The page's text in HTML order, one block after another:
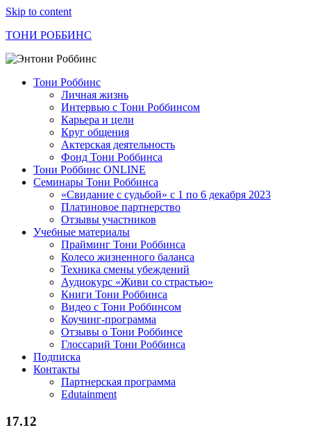
Skip to content
ТОНИ РОББИНС
Тони Роббинс
Личная жизнь
Интервью с Тони Роббинсом
Карьера и цели
Круг общения
Актерская деятельность
Фонд Тони Роббинса
Тони Роббинс ONLINE
Семинары Тони Роббинса
«Свидание с судьбой» с 1 по 6 декабря 2023
Платиновое партнерство
Отзывы участников
Учебные материалы
Прайминг Тони Роббинса
Колесо жизненного баланса
Техника смены убеждений
Аудиокурс «Живи со страстью»
Книги Тони Роббинса
Видео с Тони Роббинсом
Коучинг-программа
Отзывы о Тони Роббинсе
Глоссарий Тони Роббинса
Подписка
Контакты
Партнерская программа
Edutainment
17.12